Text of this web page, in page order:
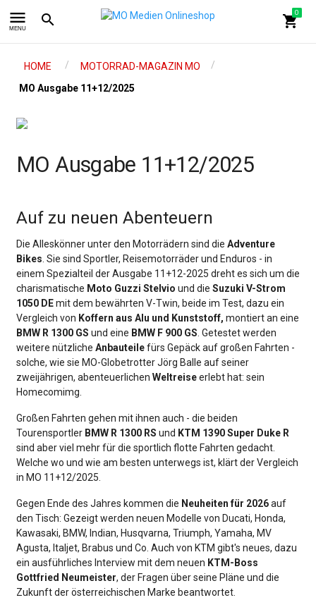
menu
MENU
search shopping_cart
0
HOME / MOTORRAD-MAGAZIN MO /
MO Ausgabe 11+12/2025
MO Ausgabe 11+12/2025
Auf zu neuen Abenteuern
Die Alleskönner unter den Motorrädern sind die Adventure
Bikes. Sie sind Sportler, Reisemotorräder und Enduros - in
einem Spezialteil der Ausgabe 11+12-2025 dreht es sich um die
charismatische Moto Guzzi Stelvio und die Suzuki V-Strom
1050 DEmit dem bewährten V-Twin, beide im Test, dazu ein
Vergleich von Koffern aus Alu und Kunststoff, montiert an eine
BMW R 1300 GS und eine BMW F 900 GS. Getestet werden
weitere nützliche Anbauteilefürs Gepäck auf großen Fahrten -
solche, wie sie MO-Globetrotter Jörg Balle auf seiner
zweijährigen, abenteuerlichen Weltreiseerlebt hat: sein
Homecomimg.
Großen Fahrten gehen mit ihnen auch - die beiden
Tourensportler BMW R 1300 RS und KTM 1390 Super Duke R
sind aber viel mehr für die sportlich flotte Fahrten gedacht.
Welche wo und wie am besten unterwegs ist, klärt der Vergleich
in MO 11+12/2025.
Gegen Ende des Jahres kommen die Neuheiten für 2026auf
den Tisch: Gezeigt werden neuen Modelle von Ducati, Honda,
Kawasaki, BMW, Indian, Husqvarna, Triumph, Yamaha, MV
Agusta, Italjet, Brabus und Co. Auch von KTM gibt's neues, dazu
ein ausführliches Interview mit dem neuen KTM-Boss
Gottfried Neumeister, der Fragen über seine Pläne und die
Zukunft der österreichischen Marke beantwortet.